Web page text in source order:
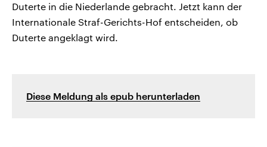
Duterte in die Niederlande gebracht. Jetzt kann der
Internationale Straf-Gerichts-Hof entscheiden, ob
Duterte angeklagt wird.
Diese Meldung als epub herunterladen